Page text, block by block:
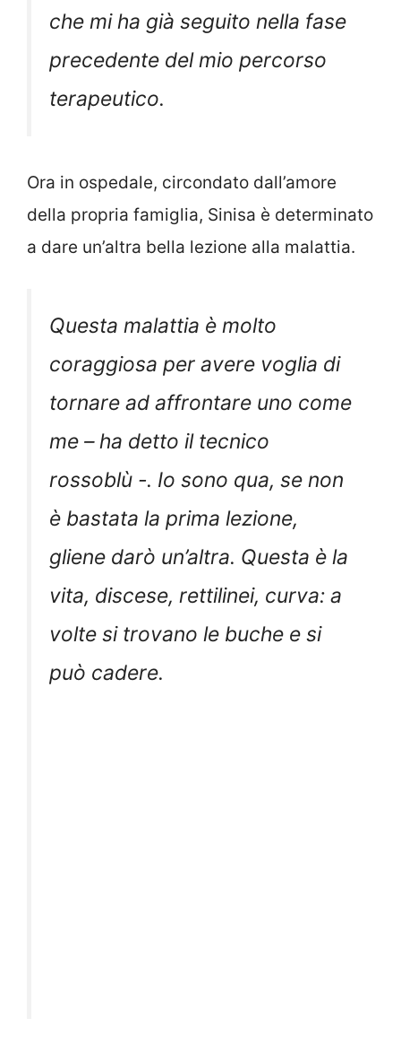
che mi ha già seguito nella fase
precedente del mio percorso
terapeutico.
Ora in ospedale, circondato dall’amore
della propria famiglia, Sinisa è determinato
a dare un’altra bella lezione alla malattia.
Questa malattia è molto
coraggiosa per avere voglia di
tornare ad affrontare uno come
me – ha detto il tecnico
rossoblù -. Io sono qua, se non
è bastata la prima lezione,
gliene darò un’altra. Questa è la
vita, discese, rettilinei, curva: a
volte si trovano le buche e si
può cadere.